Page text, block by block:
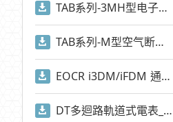
TAB系列-3MH型电子式跳脱电驿操作手册
TAB系列-M型空气断路器操作手册
EOCR i3DM/iFDM 通讯地址
DT多迴路軌道式電表_Modbus通訊位址